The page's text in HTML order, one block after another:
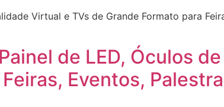
Virtual e TVs de Grande Formato para
de LED, Óculos
Eventos,